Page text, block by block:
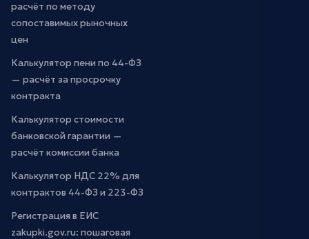
расчёт по методу
сопоставимых рыночных
цен
Калькулятор пени по 44-ФЗ
— расчёт за просрочку
контракта
Калькулятор стоимости
банковской гарантии —
расчёт комиссии банка
Калькулятор НДС 22% для
контрактов 44-ФЗ и 223-ФЗ
Регистрация в ЕИС
zakupki.gov.ru: пошаговая